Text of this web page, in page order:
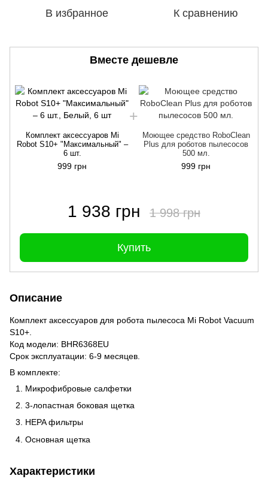
В избранное К сравнению
Вместе дешевле
Комплект аксессуаров Mi
Robot S10+ "Максимальный" –
6 шт.
999 грн
Моющее средство RoboClean
Plus для роботов пылесосов
500 мл.
999 грн
1 938 грн 1 998 грн
Купить
Описание
Комплект аксессуаров для робота пылесоса Mi Robot Vacuum
S10+.
Код модели: BHR6368EU
Срок эксплуатации: 6-9 месяцев.
В комплекте:
Микрофибровые салфетки
3-лопастная боковая щетка
HEPA фильтры
Основная щетка
Характеристики